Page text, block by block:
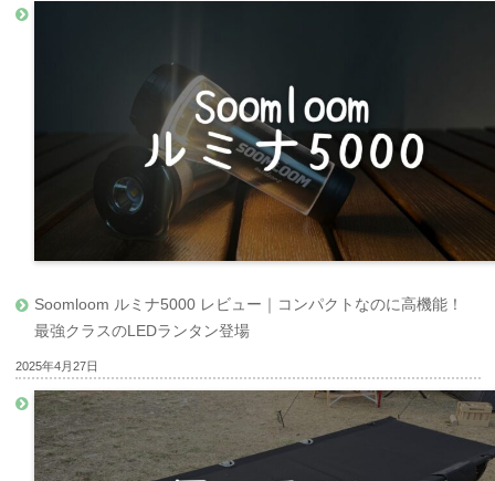
Soomloom ルミナ5000 レビュー｜コンパクトなのに高機能！
最強クラスのLEDランタン登場
2025年4月27日